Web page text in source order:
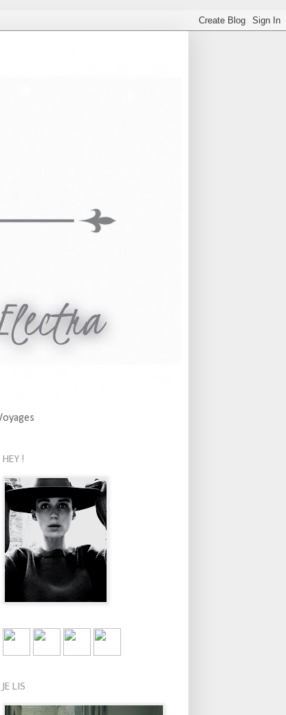
HEY !
JE LIS